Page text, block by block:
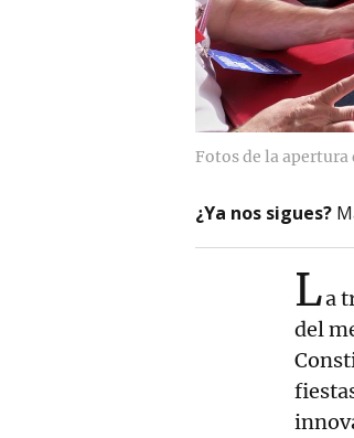
Fotos de la
¿Ya nos sigues?
La
del